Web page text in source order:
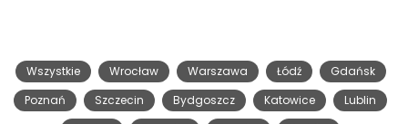
Wszystkie Wrocław Warszawa Łódź
Gdańsk
Poznań
Szczecin Bydgoszcz Katowice
Lublin